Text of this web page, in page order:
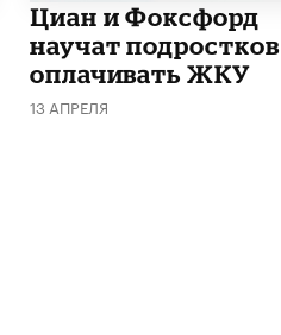
Циан и Фоксфорд
научат подростков
оплачивать ЖКУ
13 АПРЕЛЯ